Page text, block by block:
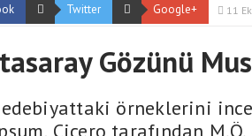
Twitter Google+ 11
Gözünü
örneklerini
Çiçero tarafından